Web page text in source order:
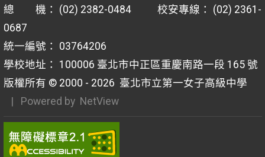
總 機： (02) 2382-0484 校安專線： (02) 2361-
0687
統一編號： 03764206
學校地址： 100006 臺北市中正區重慶南路一段 165 號
版權所有 © 2000 - 2026 臺北市立第一女子高級中學
| Powered by NetView